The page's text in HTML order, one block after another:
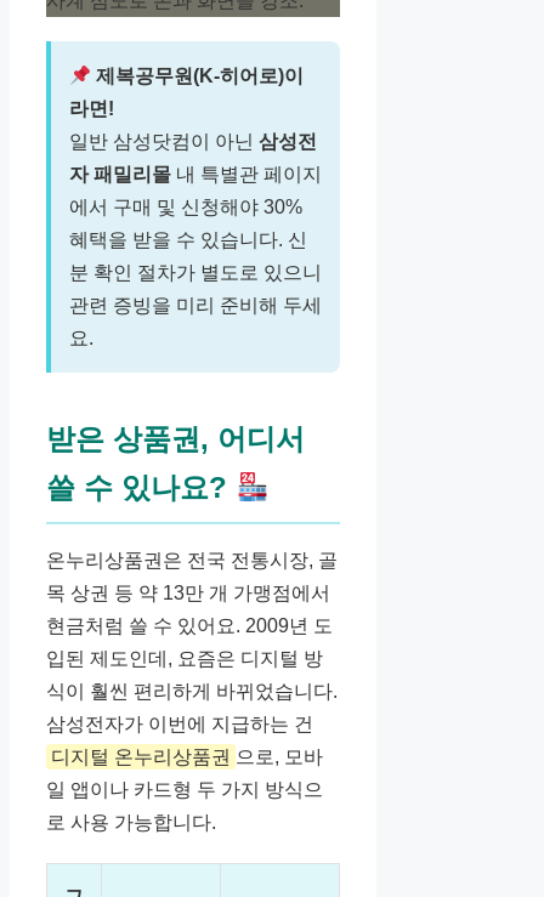
제복공무원(K-히어로)이
라면!
일반 삼성닷컴이 아닌 삼성전
자 패밀리몰 내 특별관 페이지
에서 구매 및 신청해야 30%
혜택을 받을 수 있습니다. 신
분 확인 절차가 별도로 있으니
관련 증빙을 미리 준비해 두세
요.
받은 상품권, 어디서
쓸 수 있나요?
온누리상품권은 전국 전통시장, 골
목 상권 등 약 13만 개 가맹점에서
현금처럼 쓸 수 있어요. 2009년 도
입된 제도인데, 요즘은 디지털 방
식이 훨씬 편리하게 바뀌었습니다.
삼성전자가 이번에 지급하는 건
디지털 온누리상품권 으로, 모바
일 앱이나 카드형 두 가지 방식으
로 사용 가능합니다.